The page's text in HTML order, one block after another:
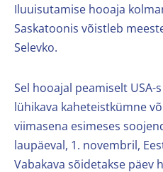
Iluuisutamise hooaja
Saskatoonis võistleb
Selevko.
Sel hooajal peamiselt USA-
lühikava kaheteistkümne
viimasena esimeses
laupäeval, 1. novembril,
Vabakava sõidetakse päev